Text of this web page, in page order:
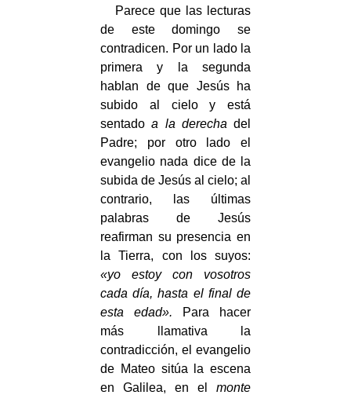
Parece que las lecturas
de este domingo se
contradicen. Por un lado la
primera y la segunda
hablan de que Jesús ha
subido al cielo y está
sentadoa la derecha del
Padre; por otro lado el
evangelio nada dice de la
subida de Jesús al cielo; al
contrario, las últimas
palabras de Jesús
reafirman su presencia en
la Tierra, con los suyos:
«yo estoy con vosotros
cada día, hasta el final de
esta edad». Para hacer
más llamativa la
contradicción, el evangelio
de Mateo sitúa la escena
en Galilea, en el monte